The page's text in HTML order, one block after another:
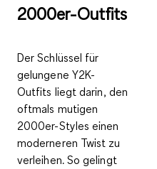
2000er-Outfits
Der Schlüssel für
gelungene Y2K-
Outfits liegt darin, den
oftmals mutigen
2000er-Styles einen
moderneren Twist zu
verleihen. So gelingt